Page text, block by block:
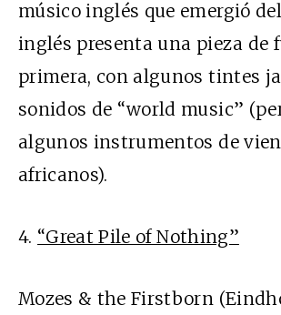
músico inglés que emergió
inglés presenta una pieza de
primera, con algunos tintes
sonidos de “world music”
algunos instrumentos de
africanos).
4. “Great Pile of Nothing”
Mozes & the Firstborn